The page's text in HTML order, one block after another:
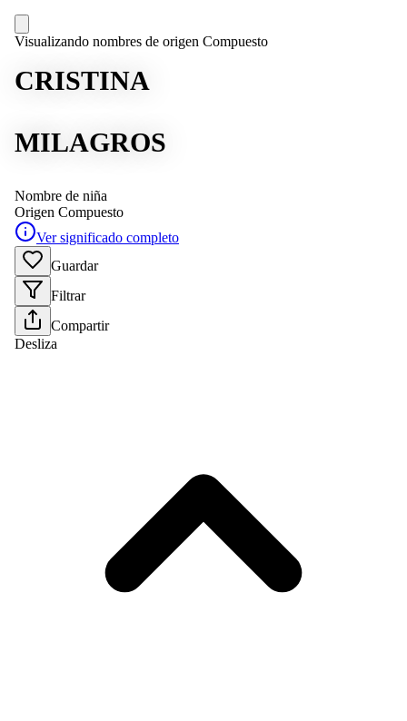
Visualizando nombres de origen Compuesto
CRISTINA
MILAGROS
Nombre de niña
Origen Compuesto
Ver significado completo
Guardar
Filtrar
Compartir
Desliza